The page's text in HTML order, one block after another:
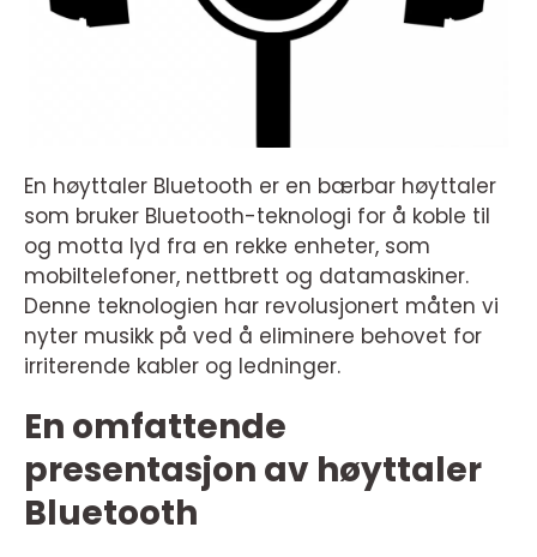
En høyttaler Bluetooth er en bærbar høyttaler
som bruker Bluetooth-teknologi for å koble til
og motta lyd fra en rekke enheter, som
mobiltelefoner, nettbrett og datamaskiner.
Denne teknologien har revolusjonert måten vi
nyter musikk på ved å eliminere behovet for
irriterende kabler og ledninger.
En omfattende
presentasjon av høyttaler
Bluetooth